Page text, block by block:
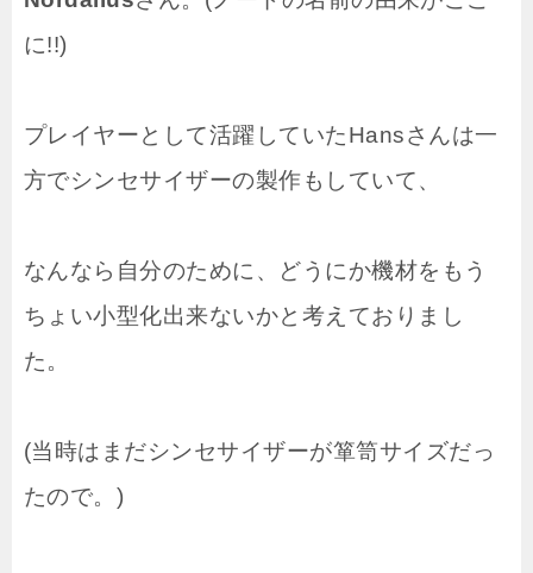
に!!)
プレイヤーとして活躍していたHansさんは一
方でシンセサイザーの製作もしていて、
なんなら自分のために、どうにか機材をもう
ちょい小型化出来ないかと考えておりまし
た。
(当時はまだシンセサイザーが箪笥サイズだっ
たので。)